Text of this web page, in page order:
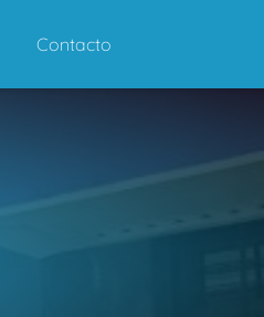
Contacto